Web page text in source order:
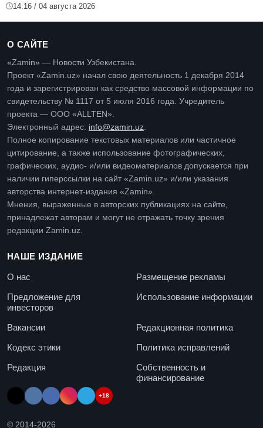
14:16 / 04 августа 2026
О САЙТЕ
«Zamin» — Новости Узбекистана.
Проект «Zamin.uz» начал свою деятельность 1 декабря 2014
года и зарегистрирован как средство массовой информации по
свидетельству № 1117 от 5 июля 2016 года. Учредитель
проекта — ООО «ALLTEN».
Электронный адрес: info@zamin.uz
Полное копирование текстовых материалов или частичное
цитирование, а также использование фотографических,
графических, аудио- и/или видеоматериалов допускается при
наличии гиперссылки на сайт «Zamin.uz» и/или указания
авторства интернет-издания «Zamin».
Мнения, выраженные в авторских публикациях на сайте,
принадлежат авторам и могут не отражать точку зрения
редакции Zamin.uz.
НАШЕ ИЗДАНИЕ
О нас
Размещение рекламы
Предложение для
инвесторов
Использование информации
Вакансии
Редакционная политика
Кодекс этики
Политика исправлений
Редакция
Собственность и
финансирование
+18
© 2014-2026